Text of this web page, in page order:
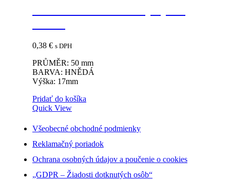
0,38 € s DPH
PRŮMĚR: 50 mm
BARVA: HNĚDÁ
Výška: 17mm
Pridať do košíka
Quick View
Všeobecné obchodné podmienky
Reklamačný poriadok
Ochrana osobných údajov a poučenie o cookies
„GDPR – Žiadosti dotknutých osôb“